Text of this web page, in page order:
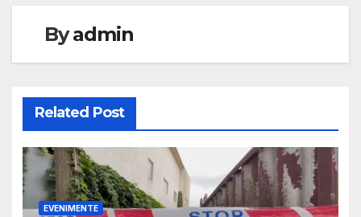
Byadmin
Related Post
EVENIMENTE